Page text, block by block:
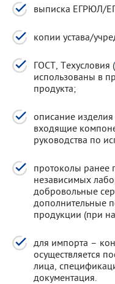
выписка ЕГРЮЛ/
копии устава/
ГОСТ, Техусловия (
использованы в
продукта;
описание
входящие
руководства по
протоколы ранее
независимых
добровольные
дополнительные
продукции (при
для импорта –
осуществляется
лица,
документация.